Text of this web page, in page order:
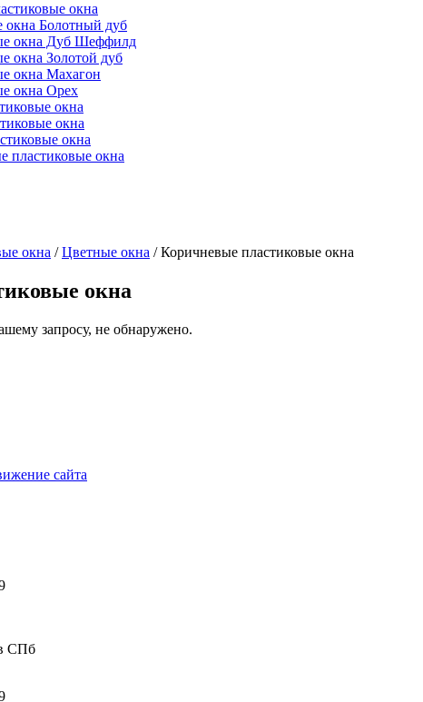
окна
окна Болотный дуб
окна Дуб Шеффилд
окна Золотой дуб
окна Махагон
окна Орех
окна
окна
окна
пластиковые окна
окна /Цветные окна /Коричневые пластиковые окна
окна
запросу, не обнаружено.
сайта
СПб